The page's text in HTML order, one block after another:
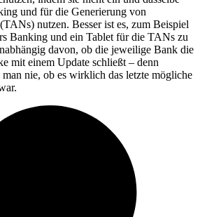
und für die Generierung von
nutzen. Besser ist es, zum Beispiel
Banking und ein Tablet für die TANs zu
davon, ob die jeweilige Bank die
mit einem Update schließt – denn
nie, ob es wirklich das letzte mögliche